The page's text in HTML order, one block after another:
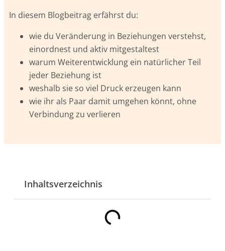
In diesem Blogbeitrag erfährst du:
wie du Veränderung in Beziehungen verstehst,
einordnest und aktiv mitgestaltest
warum Weiterentwicklung ein natürlicher Teil
jeder Beziehung ist
weshalb sie so viel Druck erzeugen kann
wie ihr als Paar damit umgehen könnt, ohne
Verbindung zu verlieren
Inhaltsverzeichnis